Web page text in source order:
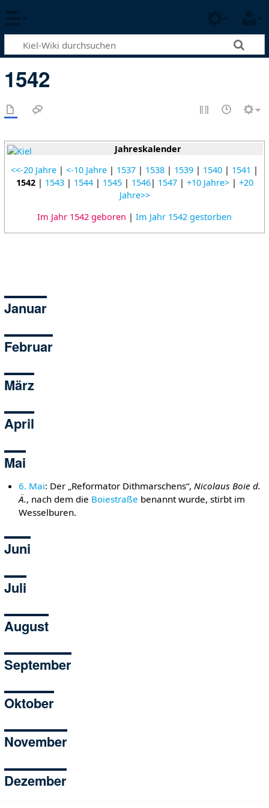
1542
Jahreskalender
<<-20 Jahre | <-10 Jahre | 1537 | 1538 | 1539 | 1540 | 1541 |
1542| 1543| 1544| 1545| 1546| 1547| +10 Jahre>| +20
Jahre>>
Im Jahr 1542 geboren | Im Jahr 1542 gestorben
Januar
Februar
März
April
Mai
6. Mai: Der „Reformator Dithmarschens“,Nicolaus Boie d.
Ä., nach dem die Boiestraße benannt wurde, stirbt im
Wesselburen.
Juni
Juli
August
September
Oktober
November
Dezember